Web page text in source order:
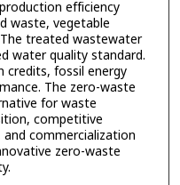
efficiency
waste, vegetable
treated wastewater
water quality standard.
credits, fossil energy
The zero-waste
for waste
competitive
commercialization
zero-waste